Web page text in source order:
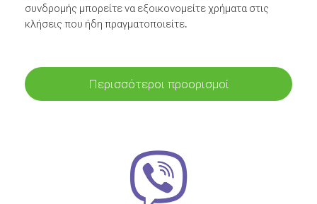
συνδρομής μπορείτε να εξοικονομείτε χρήματα στις
κλήσεις που ήδη πραγματοποιείτε.
Περισσότεροι προορισμοί